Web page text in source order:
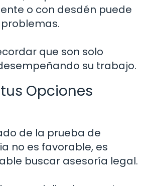
o con desdén puede
que son solo
su trabajo.
Opciones
de la prueba de
no es favorable, es
buscar asesoría legal.